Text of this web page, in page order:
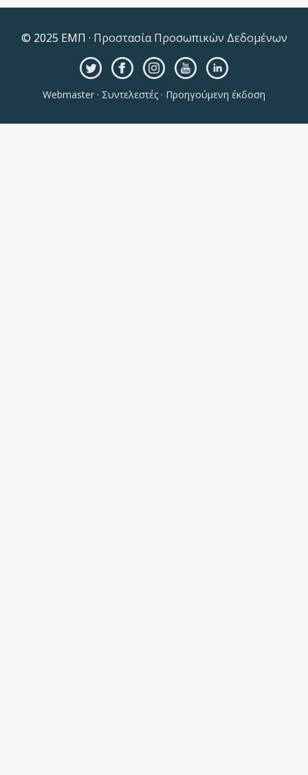
© 2025 ΕΜΠ · Προστασία Προσωπικών Δεδομένων
Webmaster · Συντελεστές · Προηγούμενη έκδοση